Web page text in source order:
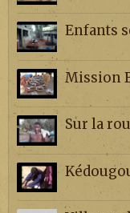
Enfants
Mission
Sur la